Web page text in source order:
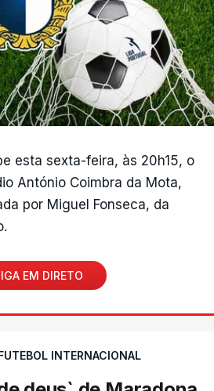
esta sexta-feira, às 20h15, o
António Coimbra da Mota,
por Miguel Fonseca, da
EM DIRETO
INTERNACIONAL